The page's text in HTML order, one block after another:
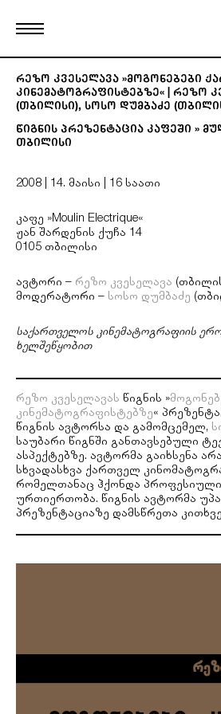
რეზო კვესელავა »მოგონებები
კინემატოგრაფისტებზე« | რეზო
(თბილისი), სოსო დუმბაძე
წიგნის პრეზენტაცია კაფეში »
თბილისი
2008 | 14. მაისი | 16 საათი
კაფე »Moulin Electrique«
ჟან შარდენის ქუჩა 14
0105 თბილისი
ავტორი – რეზო კვესელავა
მოდერატორი – სოსო დუმბაძე
საქართველოს კინემატოგრაფიის
ხელშეწყობით
რეზო კვესელავას წიგნის »
კინემატოგრაფისტებზე«
წიგნის ავტორსა და გამომცემელ,
საუბარი წიგნში განთავსებული
ასპექტებზე. ავტორმა გაიხსენა
სხვადასხვა ქართველ
რომელთანაც ჰქონდა
ურთიერთობა. წიგნის ავტორმა
პრეზენტაციაზე დამსწრეთა
ტრანსფორმაციის
სივრცეებისკენ
|
თესა
კნაპი
(კელნი)
ვორკშოპი
გოეთეს
ინსტიტუტში,
2025, 17.06.
მოდერნულობა-
ტრანზიცია-
ტრანსფორმაცია
ევა
კრაუსი
(ბონი)
მოხსენება
საქართველოს
გოეთეს
ინსტიტუტში,
თბილისი
თარგმანის
|